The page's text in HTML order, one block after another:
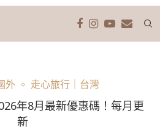
外 走心旅行｜台灣
年8月最新優惠碼！每月更
新